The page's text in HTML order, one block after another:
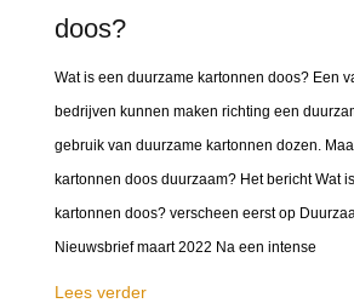
doos?
Wat is een duurzame kartonnen doos? Een
bedrijven kunnen maken richting een
gebruik van duurzame kartonnen dozen.
kartonnen doos duurzaam? Het bericht Wat
kartonnen doos? verscheen eerst op
Nieuwsbrief maart 2022 Na een intense
Lees verder